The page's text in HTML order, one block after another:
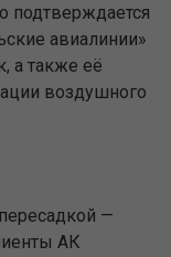
подтверждается
авиалинии»
а также её
воздушного
—
АК